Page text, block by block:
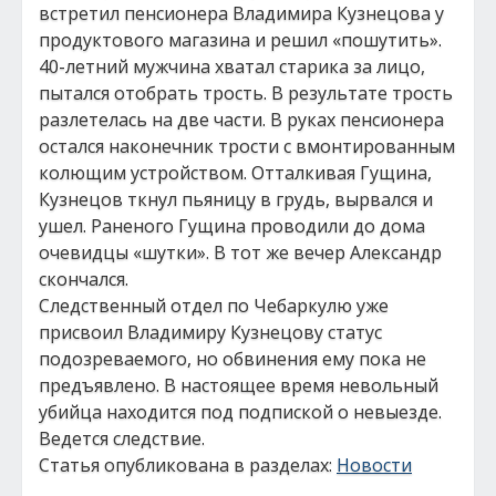
встретил пенсионера Владимира Кузнецова у
продуктового магазина и решил «пошутить».
40-летний мужчина хватал старика за лицо,
пытался отобрать трость. В результате трость
разлетелась на две части. В руках пенсионера
остался наконечник трости с вмонтированным
колющим устройством. Отталкивая Гущина,
Кузнецов ткнул пьяницу в грудь, вырвался и
ушел. Раненого Гущина проводили до дома
очевидцы «шутки». В тот же вечер Александр
скончался.
Следственный отдел по Чебаркулю уже
присвоил Владимиру Кузнецову статус
подозреваемого, но обвинения ему пока не
предъявлено. В настоящее время невольный
убийца находится под подпиской о невыезде.
Ведется следствие.
Статья опубликована в разделах: Новости